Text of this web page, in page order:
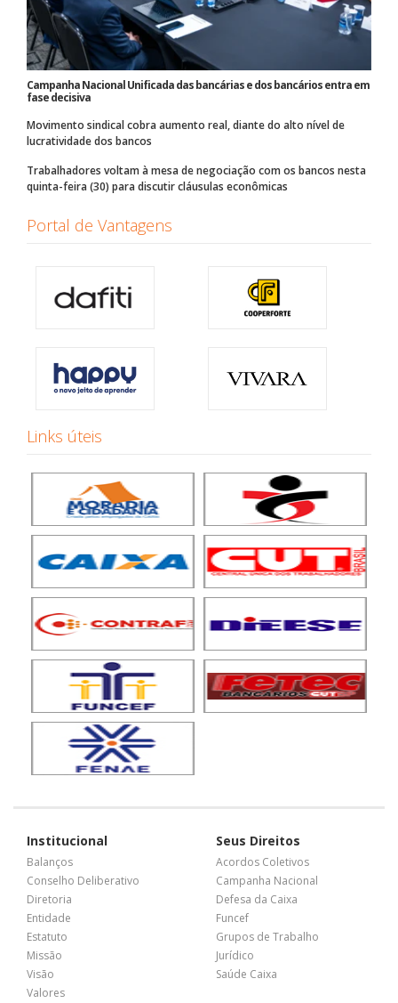
Campanha Nacional Unificada das bancárias e dos bancários entra em
fase decisiva
Movimento sindical cobra aumento real, diante do alto nível de
lucratividade dos bancos
Trabalhadores voltam à mesa de negociação com os bancos nesta
quinta-feira (30) para discutir cláusulas econômicas
Portal de Vantagens
Links úteis
Institucional
Balanços
Conselho Deliberativo
Diretoria
Entidade
Estatuto
Missão
Visão
Valores
Seus Direitos
Acordos Coletivos
Campanha Nacional
Defesa da Caixa
Funcef
Grupos de Trabalho
Jurídico
Saúde Caixa